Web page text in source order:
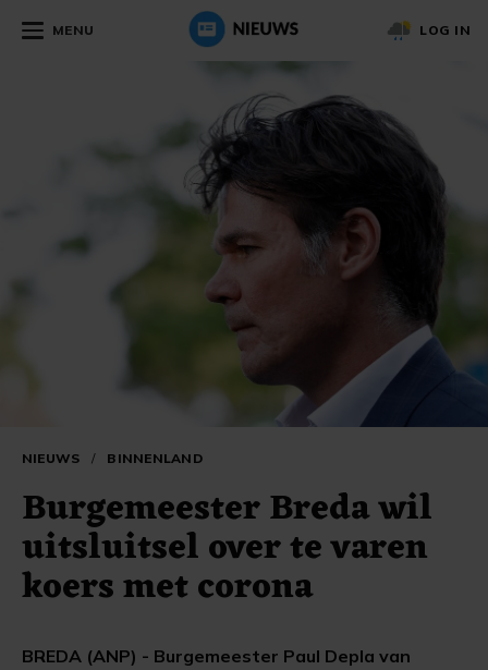
MENU LOG IN
NIEUWS / BINNENLAND
Burgemeester Breda wil
uitsluitsel over te varen
koers met corona
BREDA (ANP) - Burgemeester Paul Depla van